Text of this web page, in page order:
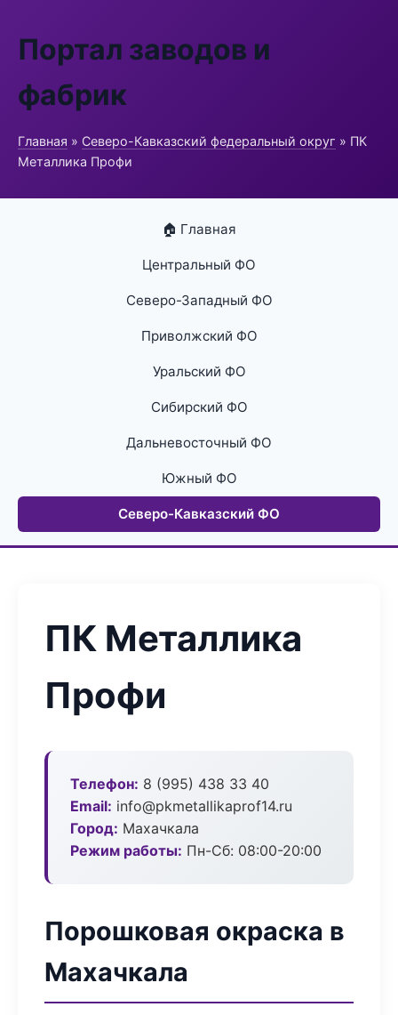
Портал заводов и
фабрик
Главная » Северо-Кавказский федеральный округ » ПК
Металлика Профи
🏠 Главная
Центральный ФО
Северо-Западный ФО
Приволжский ФО
Уральский ФО
Сибирский ФО
Дальневосточный ФО
Южный ФО
Северо-Кавказский ФО
ПК Металлика
Профи
Телефон: 8 (995) 438 33 40
Email: info@pkmetallikaprof14.ru
Город: Махачкала
Режим работы: Пн-Сб: 08:00-20:00
Порошковая окраска в
Махачкала